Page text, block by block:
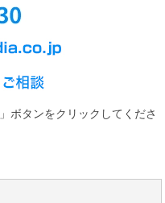
ボタンをクリックしてくださ